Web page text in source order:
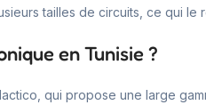
tailles de circuits, ce qui le
en Tunisie ?
qui propose une large